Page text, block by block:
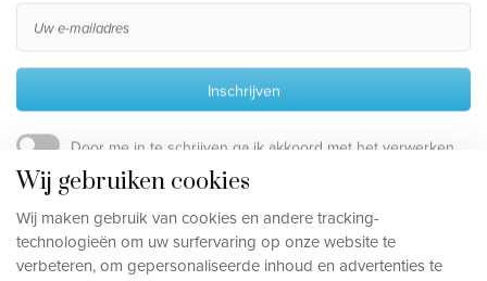
Wij gebruiken cookies
Wij maken gebruik van cookies en andere tracking-
technologieën om uw surfervaring op onze website te
verbeteren, om gepersonaliseerde inhoud en advertenties te
Inschrijven
Door me in te schrijven ga ik akkoord met het verwerken
van mijn persoonsgegevens, die beschreven staan in de
privacy disclaimer.
Privacy disclaimer